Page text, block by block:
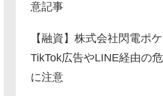
意記事
【融資】株式会社閃電ポ
TikTok広告やLINE経由の
に注意